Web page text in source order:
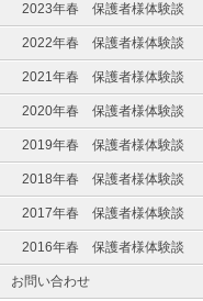
2023年春 保護者様体験談
2022年春 保護者様体験談
2021年春 保護者様体験談
2020年春 保護者様体験談
2019年春 保護者様体験談
2018年春 保護者様体験談
2017年春 保護者様体験談
2016年春 保護者様体験談
お問い合わせ